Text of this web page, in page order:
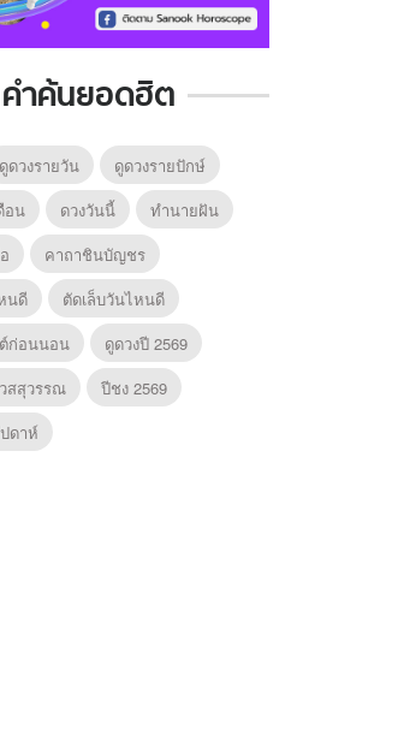
คำค้นยอดฮิต
ดูดวงรายวัน
ดูดวงรายปักษ์
อน
ดวงวันนี้
ทํานายฝัน
คาถาชินบัญชร
นดี
ตัดเล็บวันไหนดี
ก่อนนอน
ดูดวงปี 2569
สสุวรรณ
ปีชง 2569
ดาห์